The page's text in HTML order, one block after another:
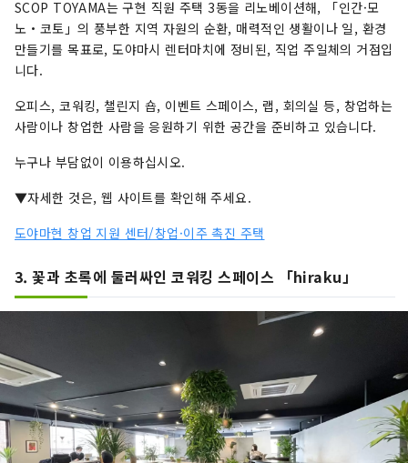
SCOP TOYAMA는 구현 직원 주택 3동을 리노베이션해, 「인간·모
노・코토」의 풍부한 지역 자원의 순환, 매력적인 생활이나 일, 환경
만들기를 목표로, 도야마시 렌터마치에 정비된, 직업 주일체의 거점입
니다.
오피스, 코워킹, 챌린지 숍, 이벤트 스페이스, 랩, 회의실 등, 창업하는
사람이나 창업한 사람을 응원하기 위한 공간을 준비하고 있습니다.
누구나 부담없이 이용하십시오.
▼자세한 것은, 웹 사이트를 확인해 주세요.
도야마현 창업 지원 센터/창업·이주 촉진 주택
3. 꽃과 초록에 둘러싸인 코워킹 스페이스 「hiraku」